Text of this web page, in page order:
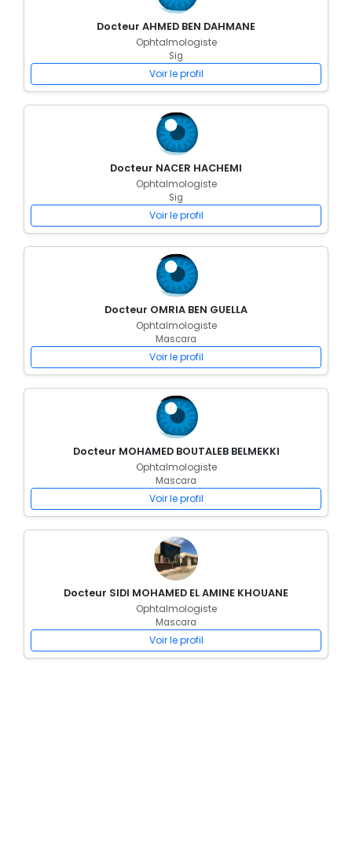
Docteur AHMED BEN DAHMANE
Ophtalmologiste
Sig
Voir le profil
Docteur NACER HACHEMI
Ophtalmologiste
Sig
Voir le profil
Docteur OMRIA BEN GUELLA
Ophtalmologiste
Mascara
Voir le profil
Docteur MOHAMED BOUTALEB BELMEKKI
Ophtalmologiste
Mascara
Voir le profil
Docteur SIDI MOHAMED EL AMINE KHOUANE
Ophtalmologiste
Mascara
Voir le profil